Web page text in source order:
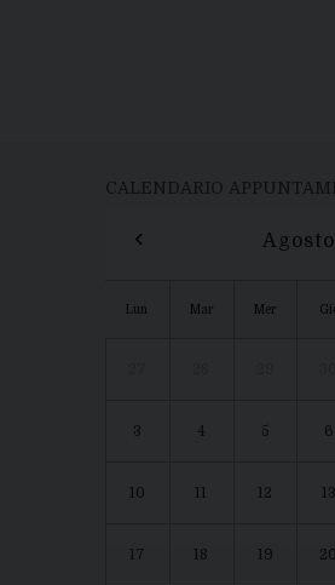
CALENDARIO
‹
Lun Mar Mer
3 4 5 6
10 12 13
17 18 19 20